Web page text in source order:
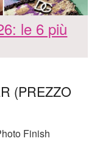
le 6 più
(PREZZO
Finish